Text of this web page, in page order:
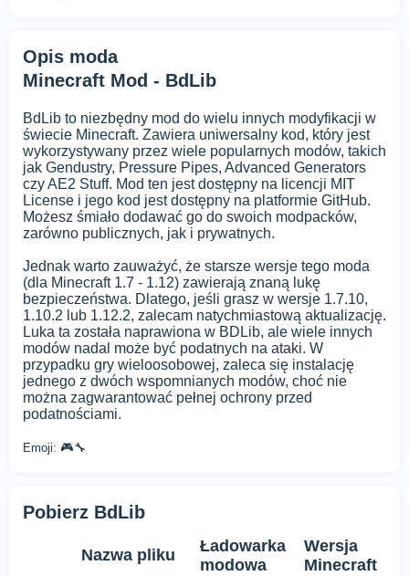
Opis moda
Minecraft Mod - BdLib
BdLib to niezbędny mod do wielu innych modyfikacji w
świecie Minecraft. Zawiera uniwersalny kod, który jest
wykorzystywany przez wiele popularnych modów, takich
jak Gendustry, Pressure Pipes, Advanced Generators
czy AE2 Stuff. Mod ten jest dostępny na licencji MIT
License i jego kod jest dostępny na platformie GitHub.
Możesz śmiało dodawać go do swoich modpacków,
zarówno publicznych, jak i prywatnych.
Jednak warto zauważyć, że starsze wersje tego moda
(dla Minecraft 1.7 - 1.12) zawierają znaną lukę
bezpieczeństwa. Dlatego, jeśli grasz w wersje 1.7.10,
1.10.2 lub 1.12.2, zalecam natychmiastową aktualizację.
Luka ta została naprawiona w BDLib, ale wiele innych
modów nadal może być podatnych na ataki. W
przypadku gry wieloosobowej, zaleca się instalację
jednego z dwóch wspomnianych modów, choć nie
można zagwarantować pełnej ochrony przed
podatnościami.
Emoji: 🎮🔧
Pobierz BdLib
Nazwa pliku
Ładowarka
modowa
Wersja
Minecraft